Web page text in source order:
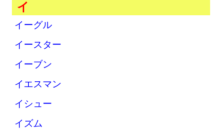
イ
イーグル
イースター
イーブン
イエスマン
イシュー
イズム